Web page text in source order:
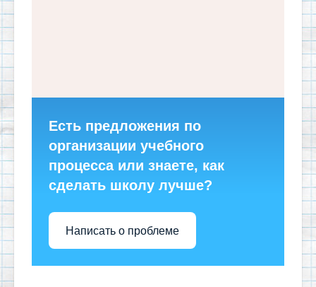
Есть предложения по
организации учебного
процесса или знаете, как
сделать школу лучше?
Написать о проблеме